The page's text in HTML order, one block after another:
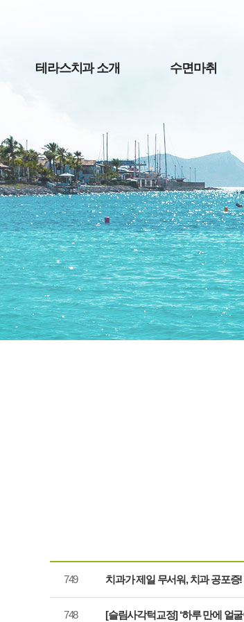
테라스치과 소개 수면마취
749 치과가 제일 무서워, 치과 공포증
748 [슬림사각턱교정] ‘하루 만에 얼